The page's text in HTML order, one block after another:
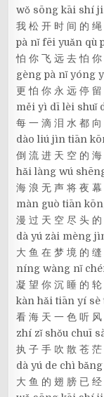
wǒ sōng kāi shí
我 松 开 时 间 的 绳
pà nǐ fēi yuǎn qù
怕 你 飞 远 去 怕
gèng pà nǐ yóng
更 怕 你 永 远 停 留
měi yì dī lèi shuǐ
每 一 滴 泪 水 都
dào liú jìn tiān
倒 流 进 天 空 的 海
hǎi làng wú
海 浪 无 声 将 夜
màn guò tiān
漫 过 天 空 尽 头 的
dà yú zài mèng
大 鱼 在 梦 境 的
níng wàng nǐ
凝 望 你 沉 睡 的 轮
kàn hǎi tiān yí sè
看 海 天 一 色 听 风
zhí zǐ shǒu chuī
执 子 手 吹 散 苍 茫
dà yú de chì
大 鱼 的 翅 膀 已